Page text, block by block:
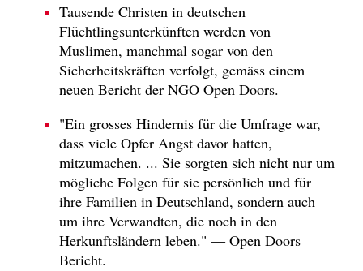
Tausende Christen in deutschen
Flüchtlingsunterkünften werden von
Muslimen, manchmal sogar von den
Sicherheitskräften verfolgt, gemäss einem
neuen Bericht der NGO Open Doors.
"Ein grosses Hindernis für die Umfrage war,
dass viele Opfer Angst davor hatten,
mitzumachen. ... Sie sorgten sich nicht nur um
mögliche Folgen für sie persönlich und für
ihre Familien in Deutschland, sondern auch
um ihre Verwandten, die noch in den
Herkunftsländern leben." — Open Doors
Bericht.